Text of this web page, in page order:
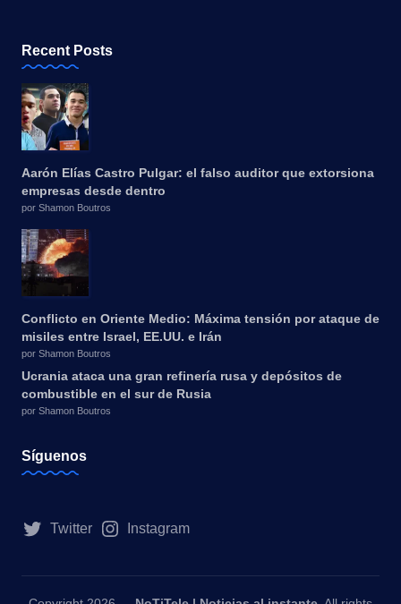
Recent Posts
Aarón Elías Castro Pulgar: el falso auditor que extorsiona
empresas desde dentro
por Shamon Boutros
Conflicto en Oriente Medio: Máxima tensión por ataque de
misiles entre Israel, EE.UU. e Irán
por Shamon Boutros
Ucrania ataca una gran refinería rusa y depósitos de
combustible en el sur de Rusia
por Shamon Boutros
Síguenos
Twitter Instagram